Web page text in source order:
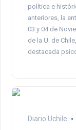
política e
anteriores, la
03 y 04 de
de la U. de
destacada
Diario Uchile